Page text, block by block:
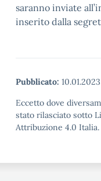
saranno inviate
inserito dalla
Pubblicato: 10.01.2023
Eccetto dove
stato rilasciato sotto
Attribuzione 4.0 Italia.